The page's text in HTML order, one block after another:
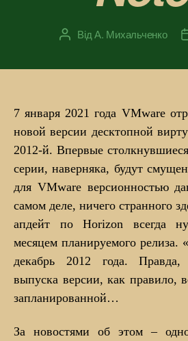
Автор
ВідА. Михальченко
7 января 2021 года VMware
новой версии десктопной
2012-й. Впервые
серии, наверняка, будут
для VMware версионностью
самом деле, ничего странного
апдейт по Horizon всегда
месяцем планируемого релиза.
декабрь 2012 года. Правда,
выпуска версии, как правило,
запланированной…
За новостями об этом –